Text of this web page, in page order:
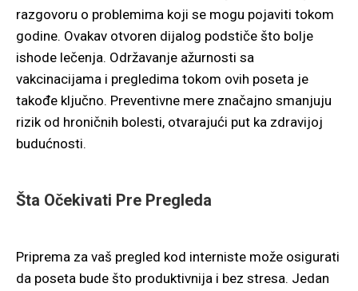
razgovoru o problemima koji se mogu pojaviti tokom
godine. Ovakav otvoren dijalog podstiče što bolje
ishode lečenja. Održavanje ažurnosti sa
vakcinacijama i pregledima tokom ovih poseta je
takođe ključno. Preventivne mere značajno smanjuju
rizik od hroničnih bolesti, otvarajući put ka zdravijoj
budućnosti.
Šta Očekivati Pre Pregleda
Priprema za vaš pregled kod interniste može osigurati
da poseta bude što produktivnija i bez stresa. Jedan